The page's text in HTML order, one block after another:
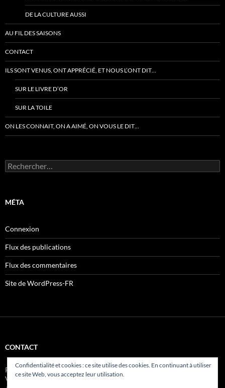
DE LA CULTURE AUSSI
AU FIL DES SAISONS
CONTACT
ILS SONT VENUS, ONT APPRÉCIÉ, ET NOUS L’ONT DIT…
SUR LE LIVRE D’OR
SUR LA TOILE
ON LES CONNAIT, ON A AIMÉ, ON VOUS LE DIT…
Rechercher :
MÉTA
Connexion
Flux des publications
Flux des commentaires
Site de WordPress-FR
CONTACT
Patrice et Corinne BARATA 15 Rue de la Cressonnière 05100
VILLARD-SAINT-PANCRACE Téléphone : +33.(0)683-242-787 ou
Confidentialité et cookies : ce site utilise des cookies. En continuant à utiliser
ce site Web, vous acceptez leur utilisation.